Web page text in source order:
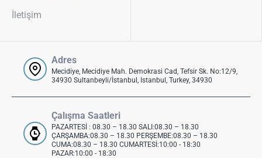
İletişim
Adres
Mecidiye, Mecidiye Mah. Demokrasi Cad, Tefsir Sk. No:12/9,
34930 Sultanbeyli/İstanbul, Istanbul, Turkey, 34930
Çalışma Saatleri
PAZARTESİ : 08.30 – 18.30 SALI:08.30 – 18.30
ÇARŞAMBA:08.30 – 18.30 PERŞEMBE:08.30 – 18.30
CUMA:08.30 – 18.30 CUMARTESİ:10:00 - 18:30
PAZAR:10:00 - 18:30